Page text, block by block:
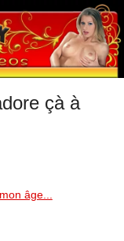
çà à
âge...